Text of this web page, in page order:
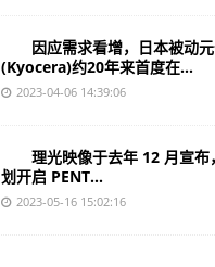
因应需求看增，日本被动元
(Kyocera)约20年来首度在...
2023-04-06 14:39:06
理光映像于去年 12 月宣布
划开启 PENT...
2023-05-16 15:02:16